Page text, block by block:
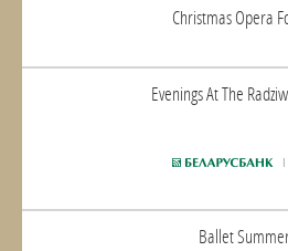
Christmas Opera
Evenings At The
Ballet